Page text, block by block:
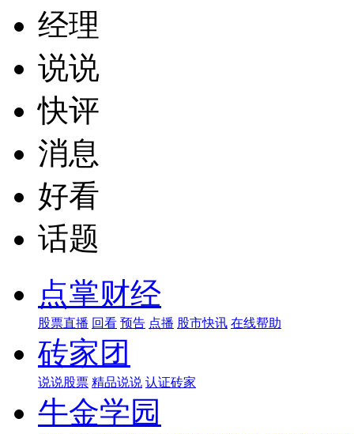
经理
说说
快评
消息
好看
话题
点掌财经
股票直播 回看 预告 点播 股市快讯 在线帮助
砖家团
说说股票 精品说说 认证砖家
牛金学园